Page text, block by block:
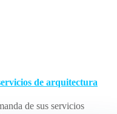
de arquitectura
de sus servicios